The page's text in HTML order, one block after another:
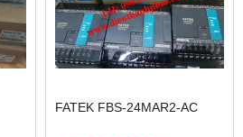
FATEK FBS-24MAR2-AC